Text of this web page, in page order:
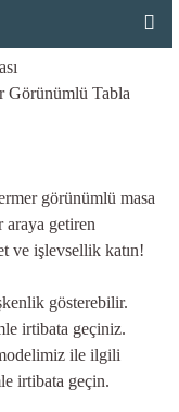
Görünümlü Tabla
görünümlü masa
araya getiren
ve işlevsellik katın!
gösterebilir.
irtibata geçiniz.
ile ilgili
irtibata geçin.